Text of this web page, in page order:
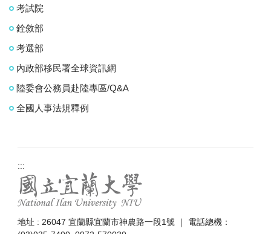
考試院
銓敘部
考選部
內政部移民署全球資訊網
陸委會公務員赴陸專區/Q&A
全國人事法規釋例
:::
地址 : 26047 宜蘭縣宜蘭市神農路一段1號 ｜ 電話總機：